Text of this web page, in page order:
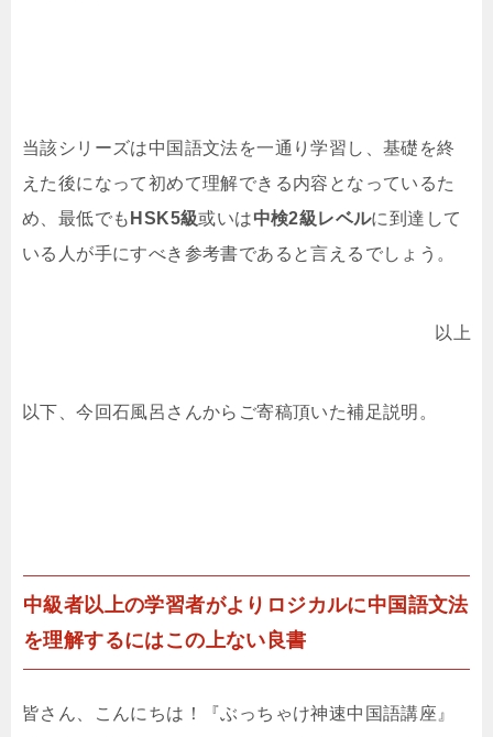
当該シリーズは中国語文法を一通り学習し、基礎を終
えた後になって初めて理解できる内容となっているた
め、最低でも HSK5級或いは中検2級レベルに到達して
いる人が手にすべき参考書であると言えるでしょう。
以上
以下、今回石風呂さんからご寄稿頂いた補足説明。
中級者以上の学習者がよりロジカルに中国語文法
を理解するにはこの上ない良書
皆さん、こんにちは！『ぶっちゃけ神速中国語講座』